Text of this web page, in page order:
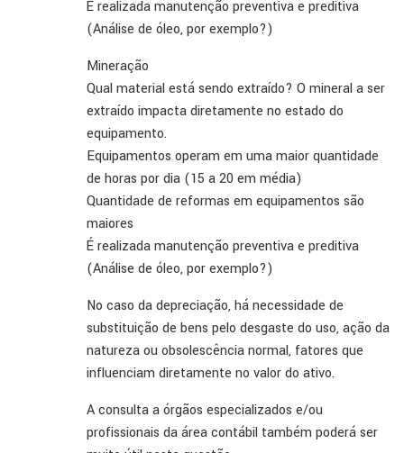
É realizada manutenção preventiva e preditiva
(Análise de óleo, por exemplo?)
Mineração
Qual material está sendo extraído? O mineral a ser
extraído impacta diretamente no estado do
equipamento.
Equipamentos operam em uma maior quantidade
de horas por dia (15 a 20 em média)
Quantidade de reformas em equipamentos são
maiores
É realizada manutenção preventiva e preditiva
(Análise de óleo, por exemplo?)
No caso da depreciação, há necessidade de
substituição de bens pelo desgaste do uso, ação da
natureza ou obsolescência normal, fatores que
influenciam diretamente no valor do ativo.
A consulta a órgãos especializados e/ou
profissionais da área contábil também poderá ser